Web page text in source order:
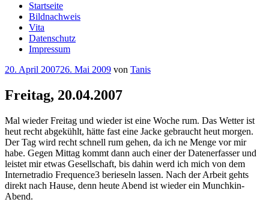
Startseite
Bildnachweis
Vita
Datenschutz
Impressum
Veröffentlicht
20. April 200726. Mai 2009 von Tanis
Freitag, 20.04.2007
Mal wieder Freitag und wieder ist eine Woche rum. Das Wetter ist
heut recht abgekühlt, hätte fast eine Jacke gebraucht heut morgen.
Der Tag wird recht schnell rum gehen, da ich ne Menge vor mir
habe. Gegen Mittag kommt dann auch einer der Datenerfasser und
leistet mir etwas Gesellschaft, bis dahin werd ich mich von dem
Internetradio Frequence3 berieseln lassen. Nach der Arbeit gehts
direkt nach Hause, denn heute Abend ist wieder ein Munchkin-
Abend.